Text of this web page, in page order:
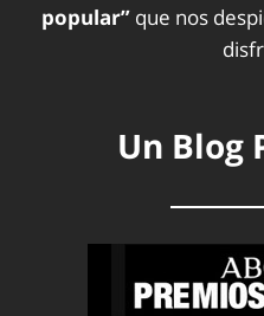
popular” que nos
Un Blog